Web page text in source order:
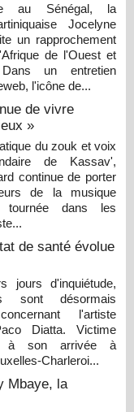
au Sénégal, la
Jocelyne
un rapprochement
de l'Ouest et
un entretien
l'icône de...
de vivre
»
du zouk et voix
de Kassav',
continue de porter
de la musique
tournée dans les
de santé évolue
jours d'inquiétude,
sont désormais
l'artiste
Diatta. Victime
à son arrivée à
Charleroi...
Mbaye, la